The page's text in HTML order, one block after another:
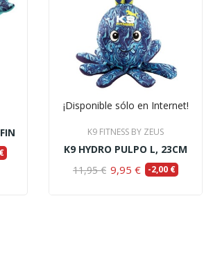
¡Disponible sólo en Internet!
K9 FITNESS BY ZEUS
K9 HYDRO PULPO L, 23CM
11,95 € 9,95 € -2,00 €